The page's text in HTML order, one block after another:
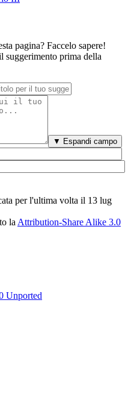
pagina? Faccelo sapere!
suggerimento prima della
▼ Espandi campo
per l'ultima volta il 13 lug
la Attribution-Share Alike 3.0